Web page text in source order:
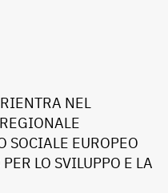
NEL
SOCIALE EUROPEO
LO SVILUPPO E LA